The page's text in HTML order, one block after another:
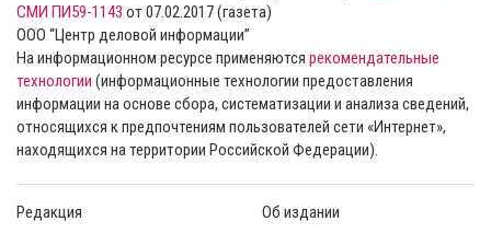
СМИ ПИ59-1143 от 07.02.2017 (газета)
ООО “Центр деловой информации”
На информационном ресурсе применяются рекомендательные
технологии (информационные технологии предоставления
информации на основе сбора, систематизации и анализа сведений,
относящихся к предпочтениям пользователей сети «Интернет»,
находящихся на территории Российской Федерации).
Редакция Об издании